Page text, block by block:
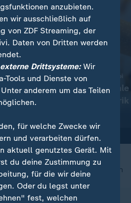
Zoll-Fund in Charleroi
Belgien: Illegale
nach oben
anzubieten.
wir ausschließlich auf
von ZDF Streaming, der
Daten von Dritten werden
Drittsysteme:Wir
Tools und Dienste von
anderem um das Teilen
für welche Zwecke wir
und verarbeiten dürfen.
aktuell genutztes Gerät. Mit
du deine Zustimmung zu
für die wir deine
Oder du legst unter
fest, welchen